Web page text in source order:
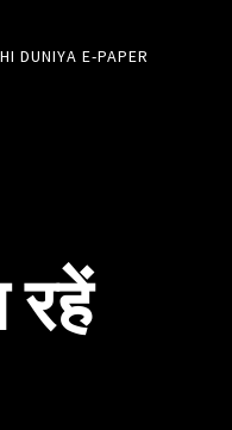
DUNIYA E-PAPER
रहें